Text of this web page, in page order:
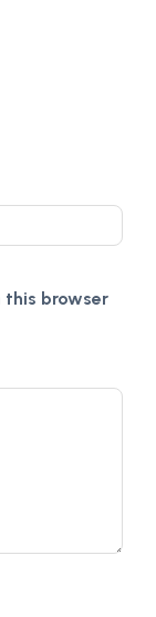
this browser